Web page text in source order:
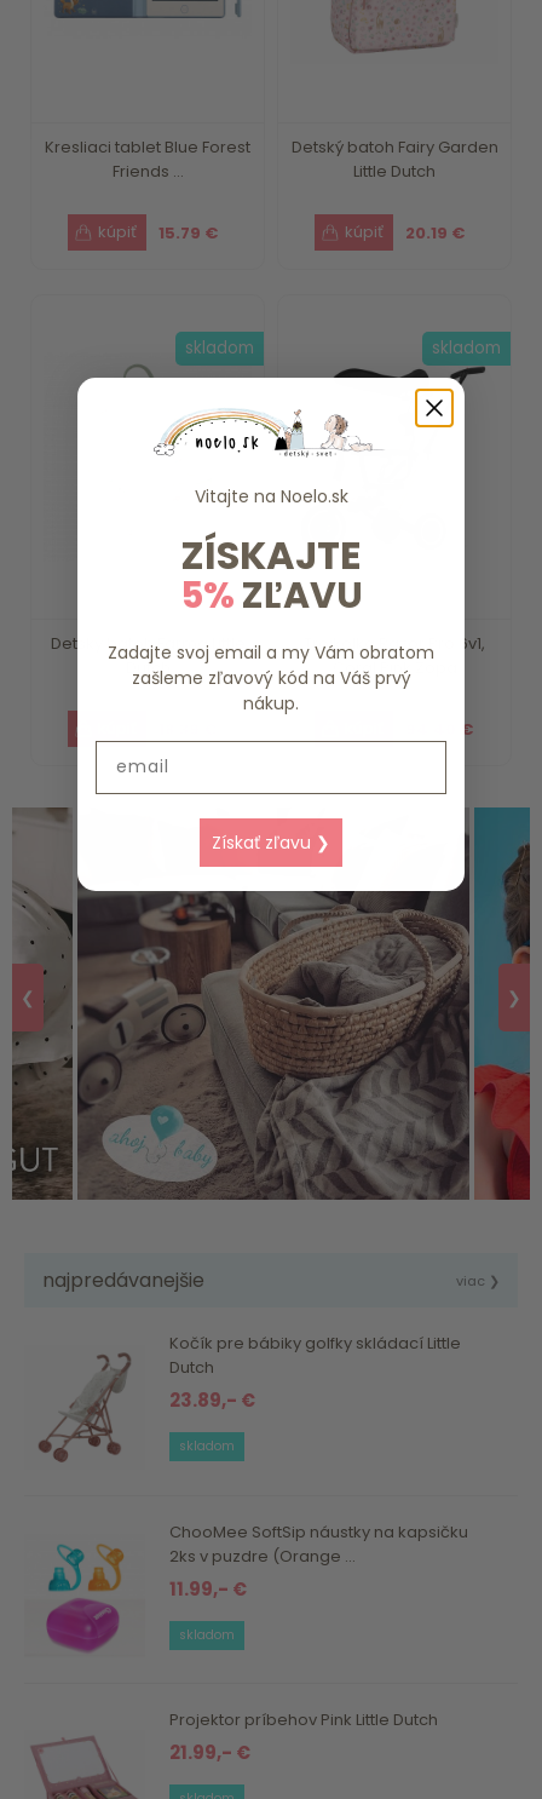
Kresliaci tablet Blue Forest
Friends ...
15.79 €
Detský batoh Fairy Garden
Little Dutch
20.19 €
Detský batoh Farma Little
Dutch
skladom
Trojkolka Razor Pro 6v1,
Coral Pink Zopa
94.40 €
skladom
❮ ❯
najpredávanejšie viac ❯
Kočík pre bábiky golfky skládací Little
Dutch
23.89,- €
skladom
ChooMee SoftSip náustky na kapsičku
2ks v puzdre (Orange ...
11.99,- €
skladom
Projektor príbehov Pink Little Dutch
21.99,- €
Vitajte na Noelo.sk
ZÍSKAJTE
5%ZĽAVU
Zadajte svoj email a my Vám obratom
zašleme zľavový kód na Váš prvý
nákup.
Získať zľavu ❯